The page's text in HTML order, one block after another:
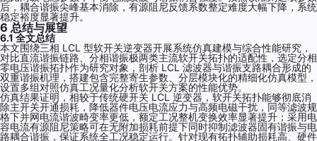
后，耦合谐振尖峰基本消除，有源阻尼反馈系数整定难度大幅下降，系统
稳定裕度显著提升。
6 总结与展望
6.1 全文总结
本文围绕三相 LCL 型软开关逆变器开展系统仿真建模与综合性能研究，
对比直流谐振链路、分相谐振极两类主流软开关拓扑的适配性，选定分相
零电压谐振拓扑作为研究对象，剖析 LCL 滤波器与谐振支路耦合形成的
双重谐振机理，搭建包含完整寄生参数、分层模块化的精细化仿真模型，
设置多组对照仿真工况量化分析软开关方案的性能优势。
仿真结果证明，相较于传统硬开关 LCL 逆变器，软开关拓扑能够彻底消
除主开关开通损耗，降低器件电压电流应力与高频电磁干扰，同等滤波规
格下并网电流谐波畸变率更低，额定工况整机变换效率显著提升；采用电
容电流有源阻尼策略可在无附加损耗前提下同时抑制滤波器固有谐振与电
路耦合谐振，保证系统全工况稳定运行。针对现有拓扑辅助损耗高、硬件